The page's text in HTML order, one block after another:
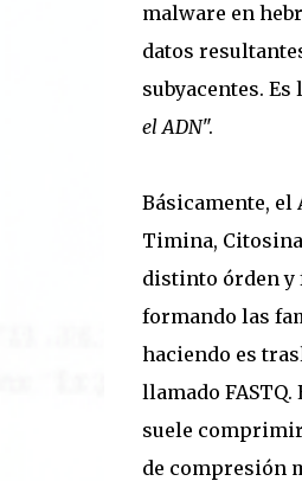
malware en
datos
subyacentes.
el ADN".
Básicamente, el
Timina, Citosina
distinto órden y
formando las
haciendo es
llamado
suele
de compresión